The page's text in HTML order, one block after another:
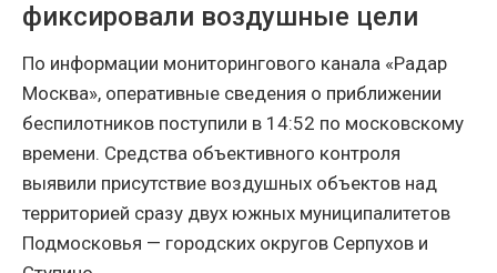
фиксировали воздушные цели
По информации мониторингового канала «Радар
Москва», оперативные сведения о приближении
беспилотников поступили в 14:52 по московскому
времени. Средства объективного контроля
выявили присутствие воздушных объектов над
территорией сразу двух южных муниципалитетов
Подмосковья — городских округов Серпухов и